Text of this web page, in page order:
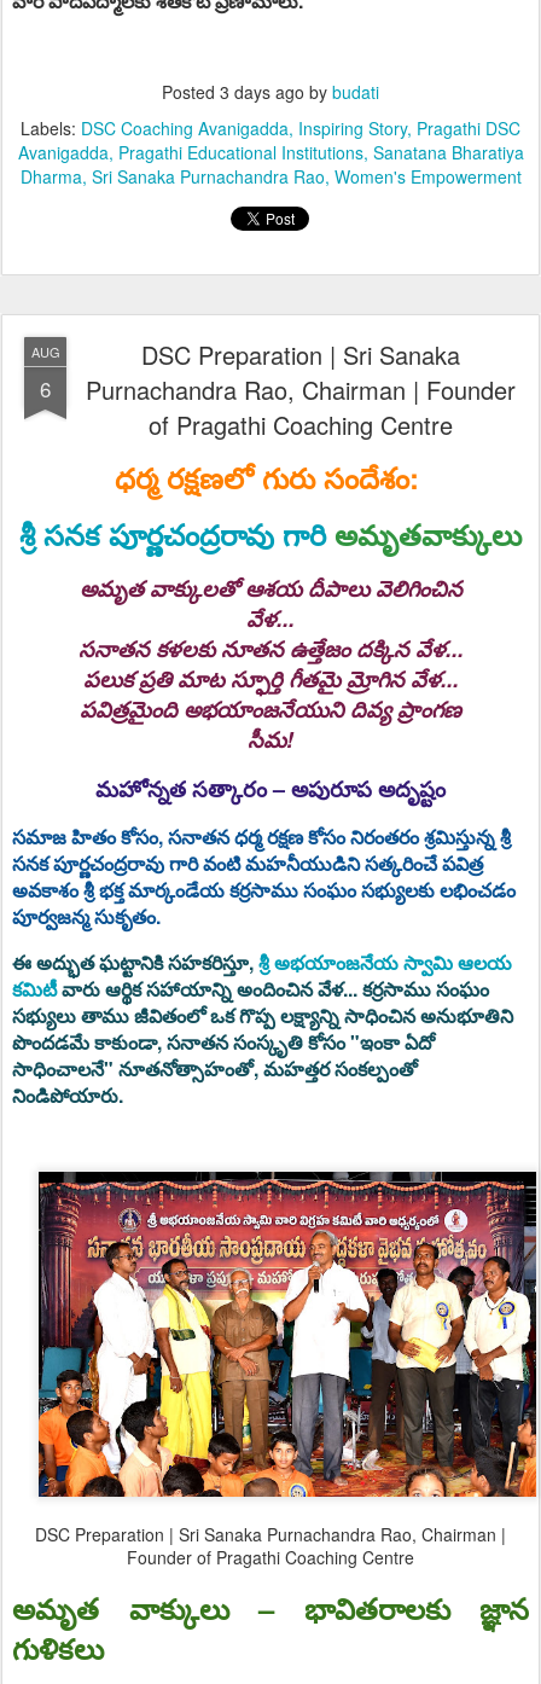
Posted 3 days ago by budati
Labels: DSC Coaching Avanigadda Inspiring Story Pragathi DSC
Avanigadda Pragathi Educational Institutions Sanatana Bharatiya
Dharma Sri Sanaka Purnachandra Rao Women's Empowerment
AUG
6
DSC Preparation | Sri Sanaka
Purnachandra Rao, Chairman | Founder
of Pragathi Coaching Centre
ధర్మ రక్షణలో గురు సందేశం:
శ్రీ సనక పూర్ణచంద్రరావు గారి అమృతవాక్కులు
అమృత వాక్కులతో ఆశయ దీపాలు వెలిగించిన
వేళ...
సనాతన కళలకు నూతన ఉత్తేజం దక్కిన వేళ...
పలుక ప్రతి మాట స్ఫూర్తి గీతమై మ్రోగిన వేళ...
పవిత్రమైంది అభయాంజనేయుని దివ్య ప్రాంగణ
సీమ!
మహోన్నత సత్కారం – అపురూప అదృష్టం
సమాజ హితం కోసం, సనాతన ధర్మ రక్షణ కోసం నిరంతరం శ్రమిస్తున్న శ్రీ
సనక పూర్ణచంద్రరావు గారి వంటి మహనీయుడిని సత్కరించే పవిత్ర
అవకాశంశ్రీ భక్త మార్కండేయ కర్రసాము సంఘంసభ్యులకు లభించడం
పూర్వజన్మ సుకృతం.
ఈ అద్భుత ఘట్టానికి సహకరిస్తూ,శ్రీ అభయాంజనేయ స్వామి ఆలయ
కమిటీవారు ఆర్థిక సహాయాన్ని అందించిన వేళ... కర్రసాము సంఘం
సభ్యులు తాము జీవితంలో ఒక గొప్ప లక్ష్యాన్ని సాధించిన అనుభూతిని
పొందడమే కాకుండా, సనాతన సంస్కృతి కోసం "ఇంకా ఏదో
సాధించాలనే" నూతనోత్సాహంతో, మహత్తర సంకల్పంతో
నిండిపోయారు.
DSC Preparation | Sri Sanaka Purnachandra Rao, Chairman |
Founder of Pragathi Coaching Centre
అమృత వాక్కులు – భావితరాలకు జ్ఞాన
గుళికలు